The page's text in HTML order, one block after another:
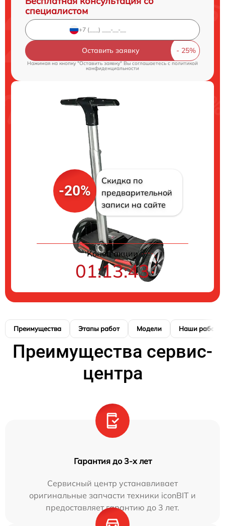
специалистом
Оставить заявку
Нажимая на кнопку "Оставить заявку" Вы соглашаетесь cполитикой
конфиденциальности
-20%
Скидка по
предварительной
записи на сайте
Конец акции
01:13:42
Преимущества Этапы работ Модели Наши работы
Преимущества сервис-
центра
Гарантия до 3-х лет
Сервисный центр устанавливает
оригинальные запчасти техники iconBIT и
предоставляет гарантию до 3 лет.